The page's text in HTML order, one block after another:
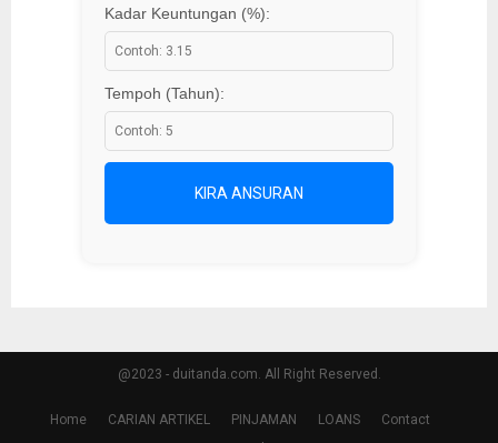
Kadar Keuntungan (%):
Tempoh (Tahun):
KIRA ANSURAN
@2023 - duitanda.com. All Right Reserved.
Home CARIAN ARTIKEL PINJAMAN LOANS
Contact